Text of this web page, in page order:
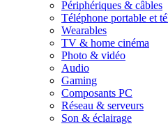
Périphériques & câbles
Téléphone portable et
Wearables
TV & home cinéma
Photo & vidéo
Audio
Gaming
Composants PC
Réseau & serveurs
Son & éclairage